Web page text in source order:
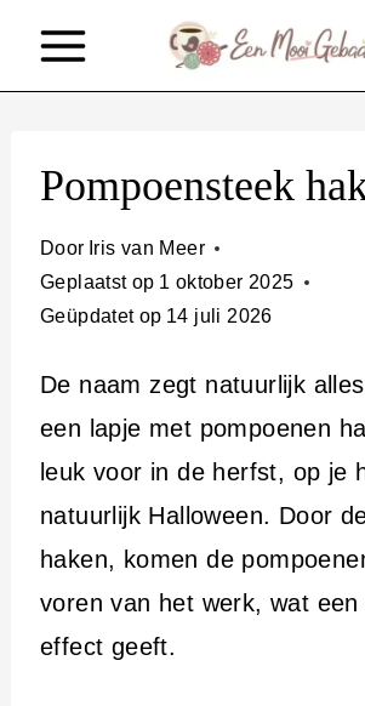
Pompoensteek
Door Iris van Meer
Geplaatst op 1 oktober 2025
Geüpdatet op 14 juli 2026
De naam zegt natuurlijk
een lapje met pompoenen
leuk voor in de herfst, op je
natuurlijk Halloween. Door
haken, komen de
voren van het werk, wat een
effect geeft.